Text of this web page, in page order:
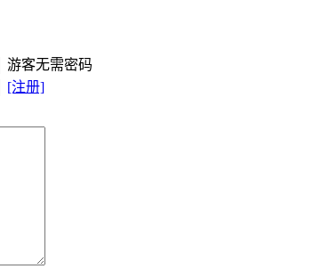
游客无需密码
[注册]